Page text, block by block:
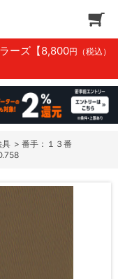
ーズ 【8,800円（税込）
具 > 番手：１３番